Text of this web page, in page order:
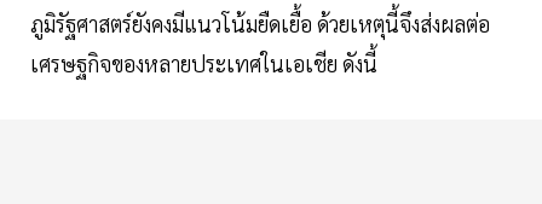
ภูมิรัฐศาสตร์ยังคงมีแนวโน้มยืดเยื้อ ด้วยเหตุนี้จึงส่งผลต่อ
เศรษฐกิจของหลายประเทศในเอเชีย ดังนี้